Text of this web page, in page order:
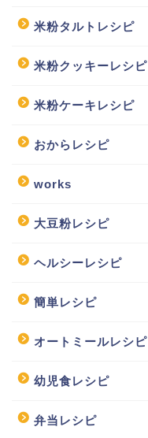
米粉タルトレシピ
米粉クッキーレシピ
米粉ケーキレシピ
おからレシピ
works
大豆粉レシピ
ヘルシーレシピ
簡単レシピ
オートミールレシピ
幼児食レシピ
弁当レシピ